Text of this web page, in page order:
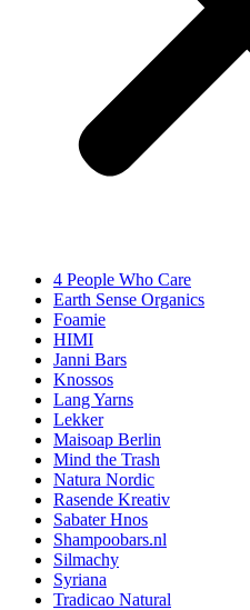
4 People Who Care
Earth Sense Organics
Foamie
HIMI
Janni Bars
Knossos
Lang Yarns
Lekker
Maisoap Berlin
Mind the Trash
Natura Nordic
Rasende Kreativ
Sabater Hnos
Shampoobars.nl
Silmachy
Syriana
Tradicao Natural